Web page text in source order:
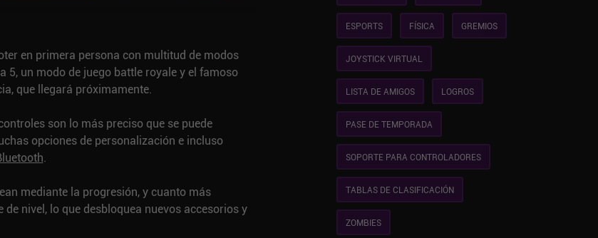
en primera persona con multitud de modos
5, un modo de juego battle royale y el famoso
que llegará próximamente.
son lo más preciso que se puede
opciones de personalización e incluso
.
mediante la progresión, y cuanto más
nivel, lo que desbloquea nuevos accesorios y
ESPORTS FÍSICA GREMIOS
JOYSTICK VIRTUAL
LISTA DE AMIGOS LOGROS
PASE DE TEMPORADA
SOPORTE PARA CONTROLADORES
TABLAS DE CLASIFICACIÓN
ZOMBIES